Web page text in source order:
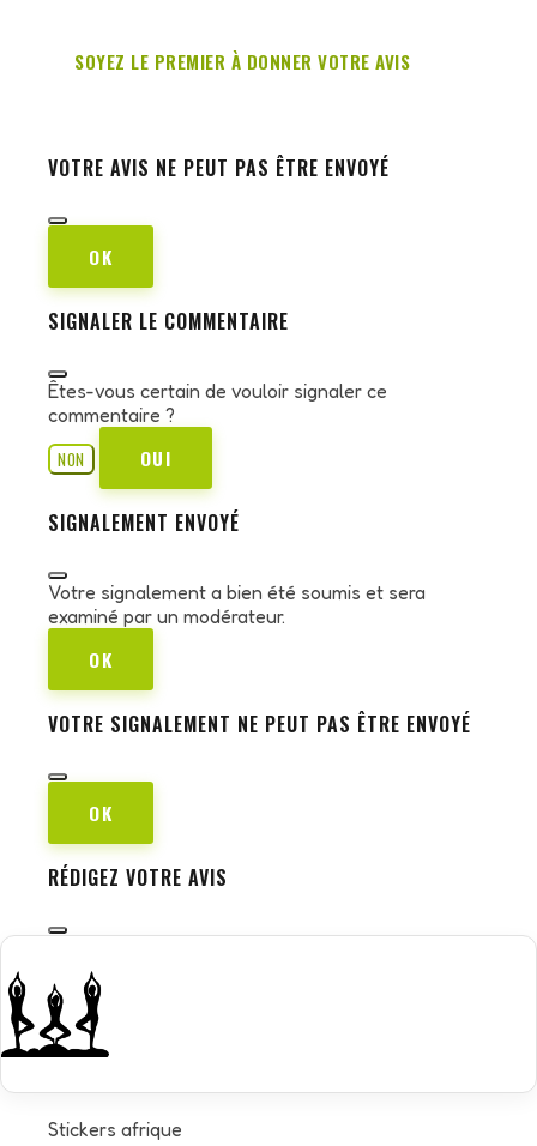
SOYEZ LE PREMIER À DONNER VOTRE AVIS
VOTRE AVIS NE PEUT PAS ÊTRE ENVOYÉ
OK
SIGNALER LE COMMENTAIRE
Êtes-vous certain de vouloir signaler ce
commentaire ?
NON
OUI
SIGNALEMENT ENVOYÉ
Votre signalement a bien été soumis et sera
examiné par un modérateur.
OK
VOTRE SIGNALEMENT NE PEUT PAS ÊTRE ENVOYÉ
OK
RÉDIGEZ VOTRE AVIS
Stickers afrique